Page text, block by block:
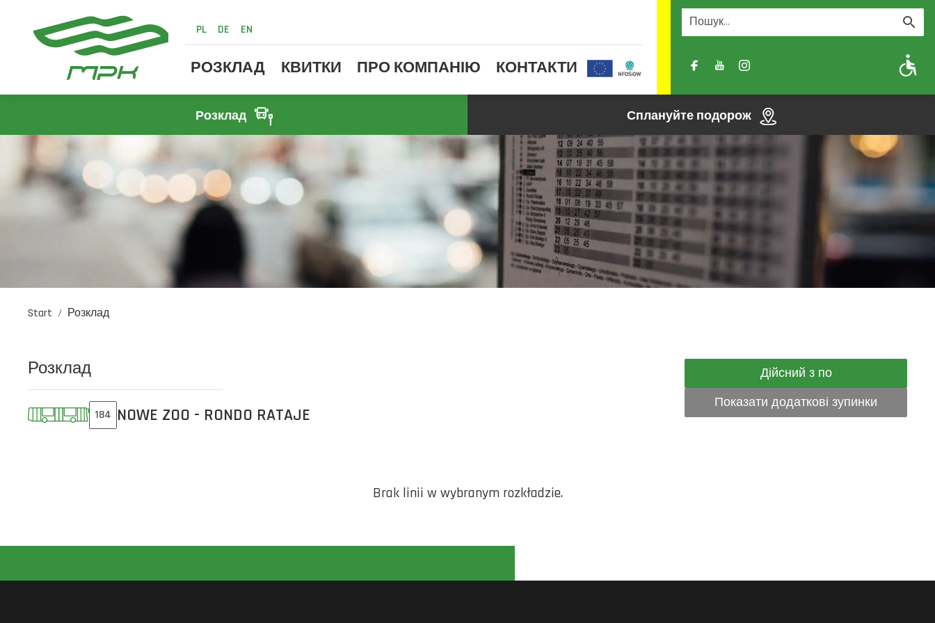
PL DE EN
РОЗКЛАД КВИТКИ ПРО КОМПАНІЮ КОНТАКТИ A- A A+
Розклад Сплануйте подорож
Start Розклад
Розклад
184 NOWE ZOO - RONDO RATAJE
Дійсний з по
Показати додаткові зупинки
Brak linii w wybranym rozkładzie.